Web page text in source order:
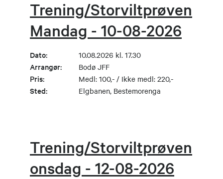
Trening/Storviltprøven
Mandag - 10-08-2026
Dato: 10.08.2026 kl. 17.30
Arrangør: Bodø JFF
Pris: Medl: 100,- / Ikke medl: 220,-
Sted: Elgbanen, Bestemorenga
Trening/Storviltprøven
onsdag - 12-08-2026